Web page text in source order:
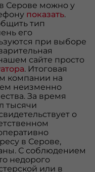
в Серове можно у
показать.
тип
его
при выборе
сайте просто
. Итоговая
компании на
неизменно
За время
тысячи
о
в Серове,
С соблюдением
недорого
или в